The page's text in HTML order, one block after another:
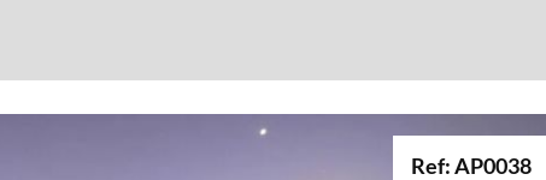
Ref: AP0038